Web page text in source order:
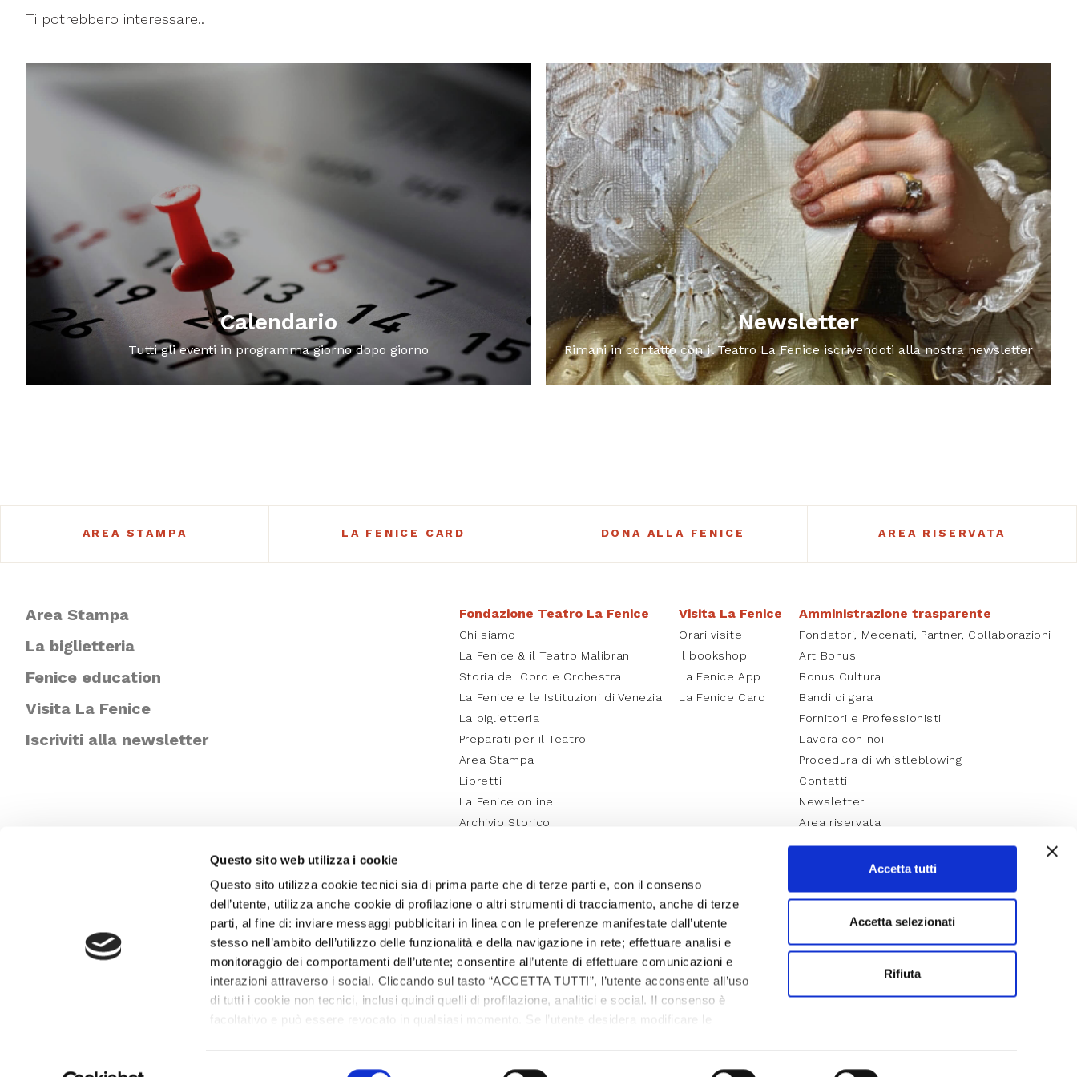
Questo sito web utilizza i cookie
Questo sito utilizza cookie tecnici sia di prima parte che di terze parti e, con il consenso
dell’utente, utilizza anche cookie di profilazione o altri strumenti di tracciamento, anche di terze
parti, al fine di: inviare messaggi pubblicitari in linea con le preferenze manifestate dall’utente
stesso nell’ambito dell’utilizzo delle funzionalità e della navigazione in rete; effettuare analisi e
monitoraggio dei comportamenti dell’utente; consentire all’utente di effettuare comunicazioni e
interazioni attraverso i social. Cliccando sul tasto “ACCETTA TUTTI”, l’utente acconsente all’uso
di tutti i cookie non tecnici, inclusi quindi quelli di profilazione, analitici e social. Il consenso è
facoltativo e può essere revocato in qualsiasi momento. Se l’utente desidera modificare le
Accetta tutti
Accetta selezionati
Rifiuta
Ti potrebbero interessare..
Calendario
Tutti gli eventi in programma giorno dopo giorno
Newsletter
Rimani in contatto con il Teatro La Fenice iscrivendoti alla nostra newsletter
AREA STAMPA LA FENICE CARD DONA ALLA FENICE AREA RISERVATA
Area Stampa
La biglietteria
Fenice education
Visita La Fenice
Iscriviti alla newsletter
Fondazione Teatro La Fenice
Chi siamo
La Fenice & il Teatro Malibran
Storia del Coro e Orchestra
La Fenice e le Istituzioni di Venezia
La biglietteria
Preparati per il Teatro
Area Stampa
Libretti
La Fenice online
Archivio Storico
Visita La Fenice
Orari visite
Il bookshop
La Fenice App
La Fenice Card
Amministrazione trasparente
Fondatori, Mecenati, Partner, Collaborazioni
Art Bonus
Bonus Cultura
Bandi di gara
Fornitori e Professionisti
Lavora con noi
Procedura di whistleblowing
Contatti
Newsletter
Area riservata
© 2019 – Fondazione Teatro La Fenice – P.IVA 00187480272 – Tutti i diritti riservati – Campo San Fantin 1965, San Marco – 30124 Privacy Policy Cookie Policy Lavora con noi